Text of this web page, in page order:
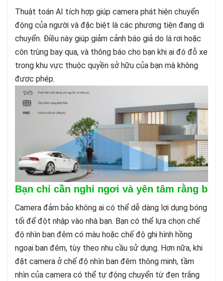
Thuật toán AI tích hợp giúp camera phát hiện chuyển
động của người và đặc biệt là các phương tiện đang di
chuyển. Điều này giúp giảm cảnh báo giả do lá rơi hoặc
côn trùng bay qua, và thông báo cho bạn khi ai đó đỗ xe
trong khu vực thuộc quyền sở hữu của bạn mà không
được phép.
Bạn chỉ cần nghỉ ngơi và yên tâm rằng
Camera đảm bảo không ai có thể dễ dàng lợi dụng bóng
tối để đột nhập vào nhà bạn. Bạn có thể lựa chọn chế
độ nhìn ban đêm có màu hoặc chế độ ghi hình hồng
ngoại ban đêm, tùy theo nhu cầu sử dụng. Hơn nữa, khi
đặt camera ở chế độ nhìn ban đêm thông minh, tầm
nhìn của camera có thể tự động chuyển từ đen trắng